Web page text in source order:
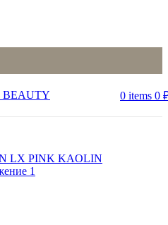
0 items 0